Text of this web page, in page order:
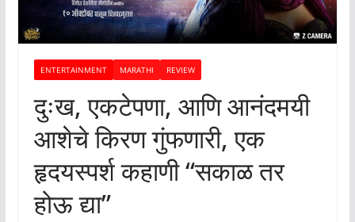
ENTERTAINMENT MARATHI REVIEW
दुःख, एकटेपणा, आणि आनंदमयी
आशेचे किरण गुंफणारी, एक
हृदयस्पर्श कहाणी “सकाळ तर
होऊ द्या”